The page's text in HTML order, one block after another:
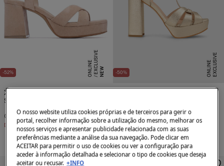
-52% NEW
E
X
C
L
US
I
V
E
O
N
L
I
N
E
XTI
€ 23,99 € 49,95
Desconto€ 25,96
-50% E
X
C
L
U
SI
V
E
O
N
L
I
N
E
€ 82,50 € 165,00
Desconto € 82,50
O nosso website utiliza cookies próprias e de terceiros para gerir o
portal, recolher informação sobre a utilização do mesmo, melhorar os
nossos serviços e apresentar publicidade relacionada com as suas
preferências mediante a análise da sua navegação. Pode clicar em
ACEITAR para permitir o uso de cookies ou ver a configuração para
aceder à informação detalhada e selecionar o tipo de cookies que deseja
aceitar ou recusar. +INFO